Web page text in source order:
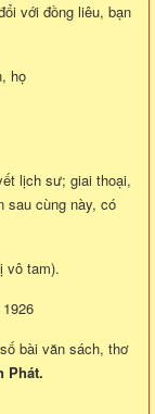
với đồng liêu, bạn
họ
lịch sư; giai thoại,
sau cùng này, có
vô tam).
bài văn sách, thơ
Phát.